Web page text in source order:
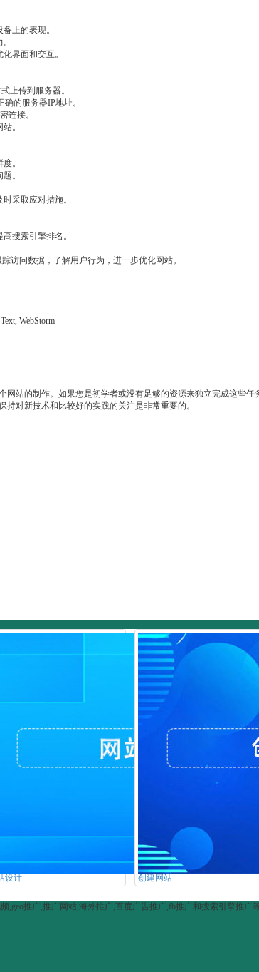
上的表现。
界面和交互。
上传到服务器。
的服务器IP地址。
连接。
。
。
。
采取应对措施。
搜索引擎排名。
访问数据，了解用户行为，进一步优化网站。
WebStorm
网站的制作。如果您是初学者或没有足够的资源来独立完成这些
对新技术和比较好的实践的关注是非常重要的。
设计 创建网站
推广,推广网站,海外推广,百度广告推广,fb推广和搜索引擎推广